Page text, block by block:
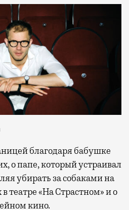
о папе, который устраивал
убирать за собаками на
театре «На Страстном» и о
кино.